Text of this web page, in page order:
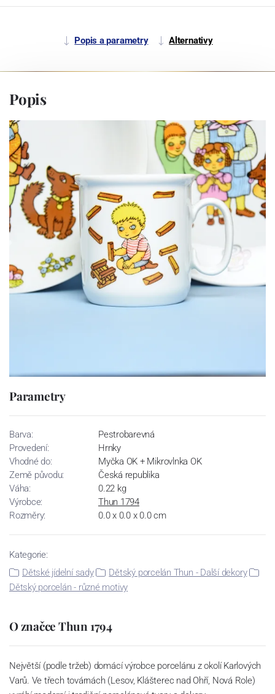
Popis a parametry Alternativy
Popis
Parametry
Barva:
Pestrobarevná
Provedení:
Hrnky
Vhodné do:
Myčka OK + Mikrovlnka OK
Země původu:
Česká republika
Váha:
0.22 kg
Výrobce:
Thun 1794
Rozměry:
0.0 x 0.0 x 0.0 cm
Kategorie:
Dětské jídelní sady
Dětský porcelán Thun - Další dekory
Dětský porcelán - různé motivy
O značce Thun 1794
Největší (podle tržeb) domácí výrobce porcelánu z okolí Karlových
Varů. Ve třech továrnách (Lesov, Klášterec nad Ohří, Nová Role)